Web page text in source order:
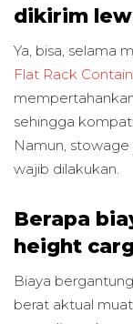
dikirim
Ya, bisa, selama
Flat Rack
sehingga
Namun,
wajib dilakukan.
Berapa
height
Biaya
berat aktual